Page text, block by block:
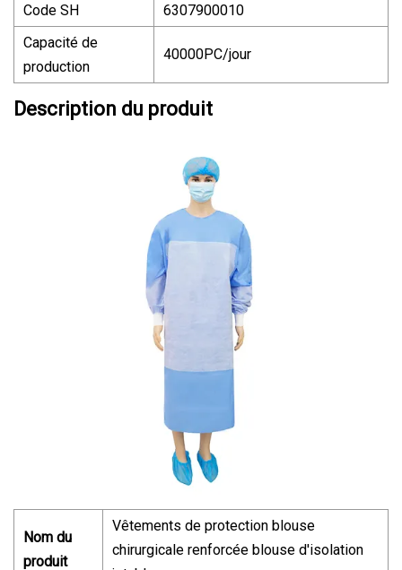
Code SH
6307900010
Capacité de
production
40000PC/jour
Description du produit
Nom du
produit
Vêtements de protection blouse
chirurgicale renforcée blouse d'isolation